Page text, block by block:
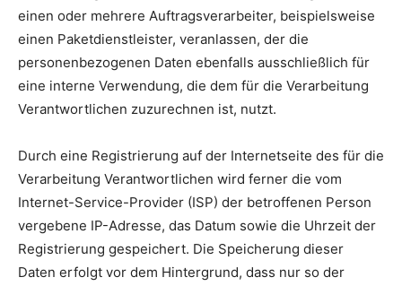
einen oder mehrere Auftragsverarbeiter, beispielsweise
einen Paketdienstleister, veranlassen, der die
personenbezogenen Daten ebenfalls ausschließlich für
eine interne Verwendung, die dem für die Verarbeitung
Verantwortlichen zuzurechnen ist, nutzt.
Durch eine Registrierung auf der Internetseite des für die
Verarbeitung Verantwortlichen wird ferner die vom
Internet-Service-Provider (ISP) der betroffenen Person
vergebene IP-Adresse, das Datum sowie die Uhrzeit der
Registrierung gespeichert. Die Speicherung dieser
Daten erfolgt vor dem Hintergrund, dass nur so der